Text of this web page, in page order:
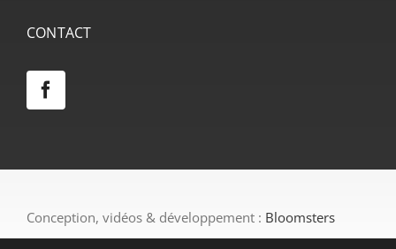
CONTACT
Conception, vidéos & développement : Bloomsters